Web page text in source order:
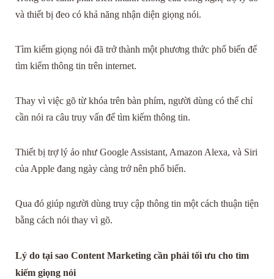
và thiết bị đeo có khả năng nhận diện giọng nói.
Tìm kiếm giọng nói đã trở thành một phương thức phổ biến để
tìm kiếm thông tin trên internet.
Thay vì việc gõ từ khóa trên bàn phím, người dùng có thể chỉ
cần nói ra câu truy vấn để tìm kiếm thông tin.
Thiết bị trợ lý ảo như Google Assistant, Amazon Alexa, và Siri
của Apple đang ngày càng trở nên phổ biến.
Qua đó giúp người dùng truy cập thông tin một cách thuận tiện
bằng cách nói thay vì gõ.
Lý do tại sao Content Marketing cần phải tối ưu cho tìm
kiếm giọng nói